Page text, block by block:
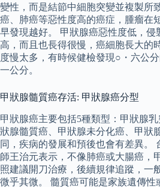
變性，而是結節中細胞突變並複製所
癌、肺癌等惡性度高的癌症，腫瘤在
早發現越好。 甲狀腺癌惡性度低，侵
高，而且也長得很慢，癌細胞長大的
度慢太多，有時候健檢發現○・六公
一公分。
甲狀腺髓質癌存活: 甲狀腺癌分型
甲狀腺癌主要包括5種類型：甲狀腺
狀腺髓質癌、甲狀腺未分化癌、甲狀
同，疾病的發展和預後也會有差異。
師王治元表示，不像肺癌或大腸癌，
照建議開刀治療，後續規律追蹤，一
微乎其微。 髓質癌可能是家族遺傳性